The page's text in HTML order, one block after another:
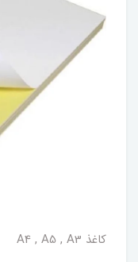
کاغذ A4 , A5 , A3